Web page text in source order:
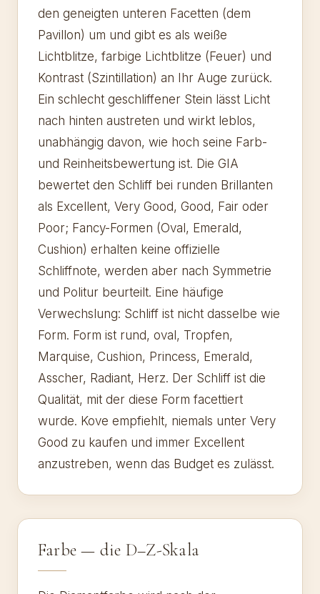
den geneigten unteren Facetten (dem
Pavillon) um und gibt es als weiße
Lichtblitze, farbige Lichtblitze (Feuer) und
Kontrast (Szintillation) an Ihr Auge zurück.
Ein schlecht geschliffener Stein lässt Licht
nach hinten austreten und wirkt leblos,
unabhängig davon, wie hoch seine Farb-
und Reinheitsbewertung ist. Die GIA
bewertet den Schliff bei runden Brillanten
als Excellent, Very Good, Good, Fair oder
Poor; Fancy-Formen (Oval, Emerald,
Cushion) erhalten keine offizielle
Schliffnote, werden aber nach Symmetrie
und Politur beurteilt. Eine häufige
Verwechslung: Schliff ist nicht dasselbe wie
Form. Form ist rund, oval, Tropfen,
Marquise, Cushion, Princess, Emerald,
Asscher, Radiant, Herz. Der Schliff ist die
Qualität, mit der diese Form facettiert
wurde. Kove empfiehlt, niemals unter Very
Good zu kaufen und immer Excellent
anzustreben, wenn das Budget es zulässt.
Farbe — die D–Z-Skala